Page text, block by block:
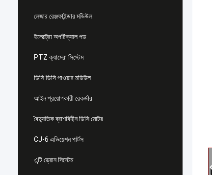
লেজার রেঞ্জফাইন্ডার মডিউল
ইলেক্ট্রো অপটিক্যাল পড
PTZ ক্যামেরা সিস্টেম
ডিসি ডিসি পাওয়ার মডিউল
আইন প্রয়োগকারী রেকর্ডার
বৈদ্যুতিক ব্রাশবিহীন ডিসি মোটর
CJ-6 এভিয়েশন পার্টস
এন্টি ড্রোন সিস্টেম